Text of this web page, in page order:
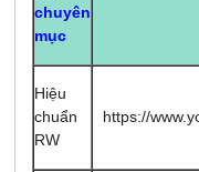
chuyên
mục
Hiệu
chuẩn
RW
https://